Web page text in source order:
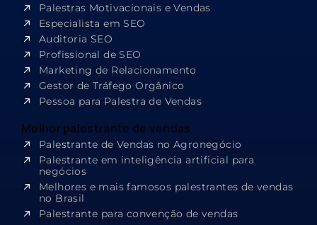
Palestras Motivacionais e Vendas
Especialista em SEO​
Auditoria SEO
Profissional de SEO
Marketing de Relacionamento
Gestor de Tráfego Orgânico
Pessoa para Palestra de Vendas
Melhor palestrante de vendas
Palestrante de Vendas no Agronegócio
Palestrante em inteligência artificial para
negócios
Melhores e mais famosos palestrantes de vendas
no Brasil
Palestrante para convenção de vendas